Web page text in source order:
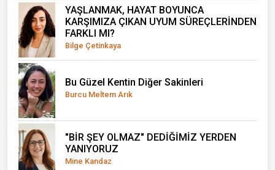
YAŞLANMAK, HAYAT BOYUNCA
KARŞIMIZA ÇIKAN UYUM SÜREÇLERİNDEN
FARKLI MI?
Bilge Çetinkaya
Bu Güzel Kentin Diğer Sakinleri
Burcu Meltem Arık
"BİR ŞEY OLMAZ" DEDİĞİMİZ YERDEN
YANIYORUZ
Mine Kandaz